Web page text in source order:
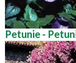
Petunie -